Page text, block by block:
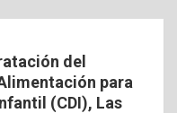
del
para
(CDI), Las